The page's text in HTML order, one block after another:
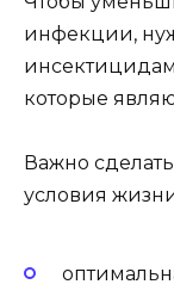
инфекции,
которые
Важно
условия